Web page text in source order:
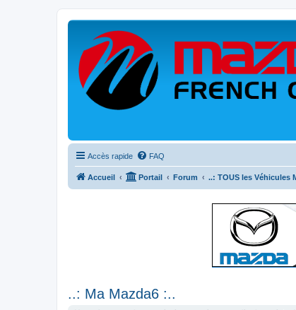
Accès rapide FAQ
Accueil Portail Forum ..: TOUS les Véhicules
..: Ma Mazda6 :..